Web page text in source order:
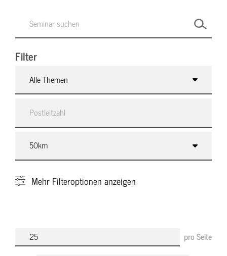
Filter
Alle Themen
Mehr Filteroptionen anzeigen
pro Seite